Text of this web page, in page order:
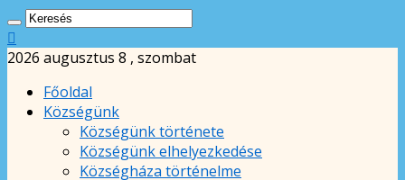
2026 augusztus 8 , szombat
Főoldal
Községünk
Községünk története
Községünk elhelyezkedése
Községháza történelme